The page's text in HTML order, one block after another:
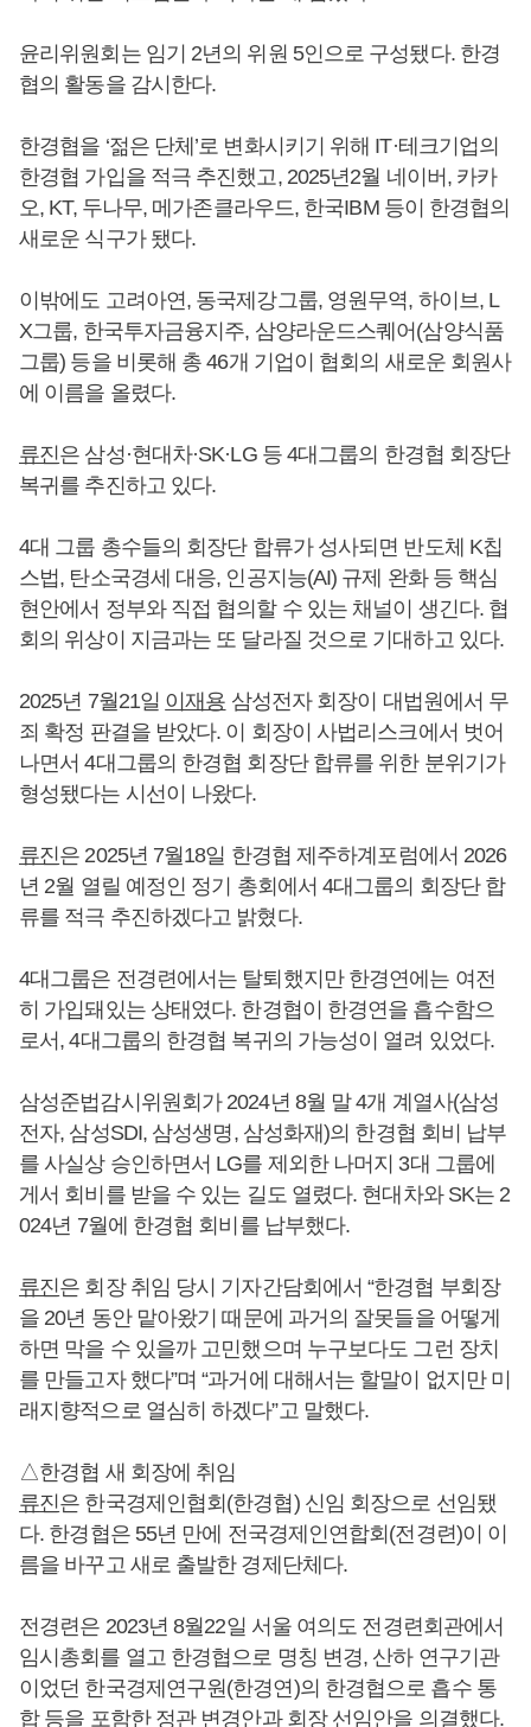
윤리위원회는 임기 2년의 위원 5인으로 구성됐다. 한경
협의 활동을 감시한다.
한경협을 ‘젊은 단체’로 변화시키기 위해 IT·테크기업의
한경협 가입을 적극 추진했고, 2025년2월 네이버, 카카
오, KT, 두나무, 메가존클라우드, 한국IBM 등이 한경협의
새로운 식구가 됐다.
이밖에도 고려아연, 동국제강그룹, 영원무역, 하이브, L
X그룹, 한국투자금융지주, 삼양라운드스퀘어(삼양식품
그룹) 등을 비롯해 총 46개 기업이 협회의 새로운 회원사
에 이름을 올렸다.
류진은 삼성·현대차·SK·LG 등 4대그룹의 한경협 회장단
복귀를 추진하고 있다.
4대 그룹 총수들의 회장단 합류가 성사되면 반도체 K칩
스법, 탄소국경세 대응, 인공지능(AI) 규제 완화 등 핵심
현안에서 정부와 직접 협의할 수 있는 채널이 생긴다. 협
회의 위상이 지금과는 또 달라질 것으로 기대하고 있다.
2025년 7월21일 이재용 삼성전자 회장이 대법원에서 무
죄 확정 판결을 받았다. 이 회장이 사법리스크에서 벗어
나면서 4대그룹의 한경협 회장단 합류를 위한 분위기가
형성됐다는 시선이 나왔다.
류진은 2025년 7월18일 한경협 제주하계포럼에서 2026
년 2월 열릴 예정인 정기 총회에서 4대그룹의 회장단 합
류를 적극 추진하겠다고 밝혔다.
4대그룹은 전경련에서는 탈퇴했지만 한경연에는 여전
히 가입돼있는 상태였다. 한경협이 한경연을 흡수함으
로서, 4대그룹의 한경협 복귀의 가능성이 열려 있었다.
삼성준법감시위원회가 2024년 8월 말 4개 계열사(삼성
전자, 삼성SDI, 삼성생명, 삼성화재)의 한경협 회비 납부
를 사실상 승인하면서 LG를 제외한 나머지 3대 그룹에
게서 회비를 받을 수 있는 길도 열렸다. 현대차와 SK는 2
024년 7월에 한경협 회비를 납부했다.
류진은 회장 취임 당시 기자간담회에서 “한경협 부회장
을 20년 동안 맡아왔기 때문에 과거의 잘못들을 어떻게
하면 막을 수 있을까 고민했으며 누구보다도 그런 장치
를 만들고자 했다”며 “과거에 대해서는 할말이 없지만 미
래지향적으로 열심히 하겠다”고 말했다.
△한경협 새 회장에 취임
류진은 한국경제인협회(한경협) 신임 회장으로 선임됐
다. 한경협은 55년 만에 전국경제인연합회(전경련)이 이
름을 바꾸고 새로 출발한 경제단체다.
전경련은 2023년 8월22일 서울 여의도 전경련회관에서
임시총회를 열고 한경협으로 명칭 변경, 산하 연구기관
이었던 한국경제연구원(한경연)의 한경협으로 흡수 통
합 등을 포함한 정관 변경안과 회장 선임안을 의결했다.